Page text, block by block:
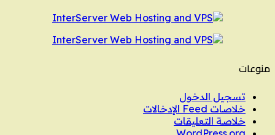
منوعات
تسجيل الدخول
خلاصات Feed الإدخالات
خلاصة التعليقات